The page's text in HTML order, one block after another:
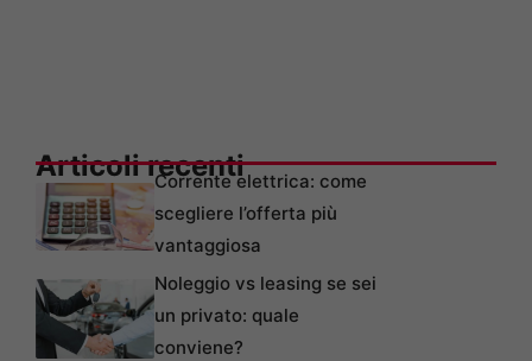
Articoli recentiCorrente elettrica: come
scegliere l’offerta più
vantaggiosa
Noleggio vs leasing se sei
un privato: quale
conviene?